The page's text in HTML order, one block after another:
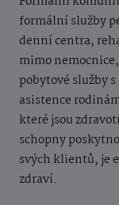
formální služby
denní centra,
mimo
pobytové služby
asistence
které jsou
schopny
svých klientů, je
zdraví.